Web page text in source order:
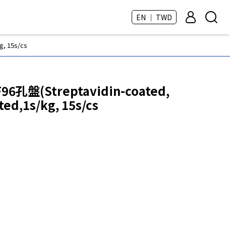
EN ｜ TWD
15s/cs
孔盤(Streptavidin-coated,
kg, 15s/cs